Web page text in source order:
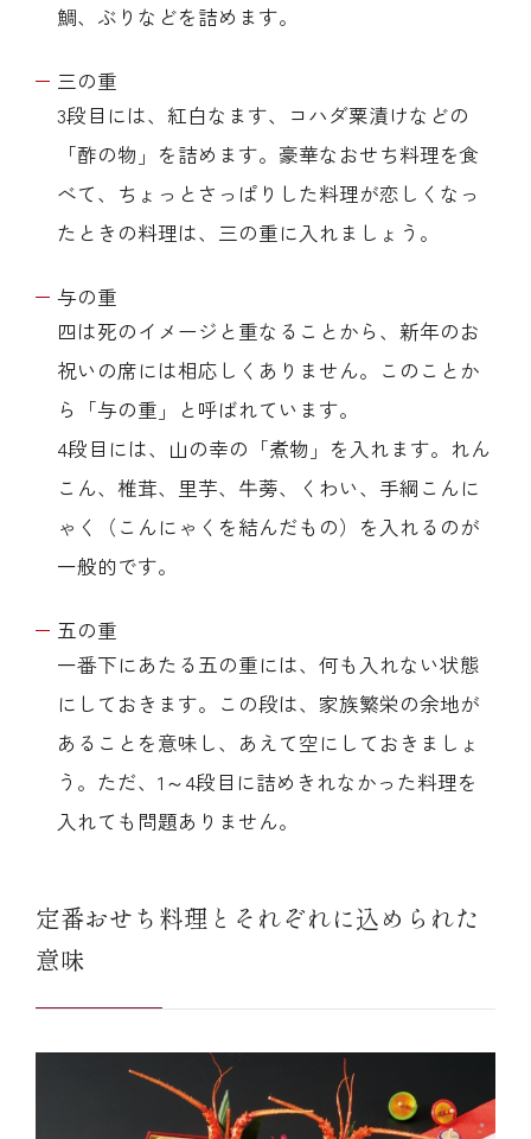
鯛、ぶりなどを詰めます。
三の重
3段目には、紅白なます、コハダ粟漬けなどの
「酢の物」を詰めます。豪華なおせち料理を食
べて、ちょっとさっぱりした料理が恋しくなっ
たときの料理は、三の重に入れましょう。
与の重
四は死のイメージと重なることから、新年のお
祝いの席には相応しくありません。このことか
ら「与の重」と呼ばれています。
4段目には、山の幸の「煮物」を入れます。れん
こん、椎茸、里芋、牛蒡、くわい、手綱こんに
ゃく（こんにゃくを結んだもの）を入れるのが
一般的です。
五の重
一番下にあたる五の重には、何も入れない状態
にしておきます。この段は、家族繁栄の余地が
あることを意味し、あえて空にしておきましょ
う。ただ、1～4段目に詰めきれなかった料理を
入れても問題ありません。
定番おせち料理とそれぞれに込められた
意味